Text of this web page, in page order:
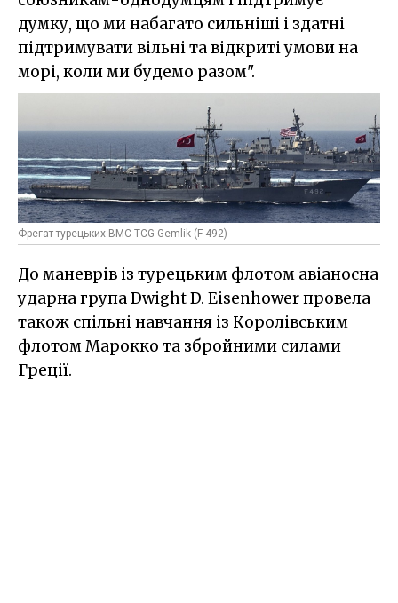
думку, що ми набагато сильніші і здатні
підтримувати вільні та відкриті умови на
морі, коли ми будемо разом".
Фрегат турецьких ВМС TCG Gemlik (F-492)
До маневрів із турецьким флотом авіаносна
ударна група Dwight D. Eisenhower провела
також спільні навчання із Королівським
флотом Марокко та збройними силами
Греції.